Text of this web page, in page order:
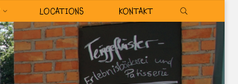
LOCATIONS KONTAKT